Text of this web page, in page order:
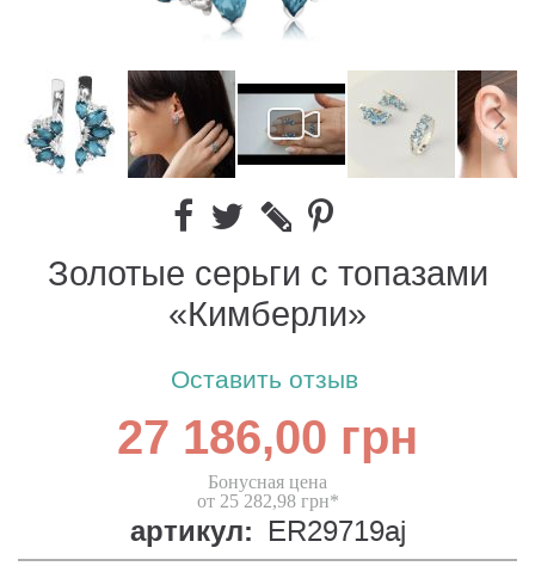
Золотые серьги с топазами
«Кимберли»
Оставить отзыв
27 186,00 грн
Бонусная цена
от 25 282,98 грн*
артикул: ER29719aj